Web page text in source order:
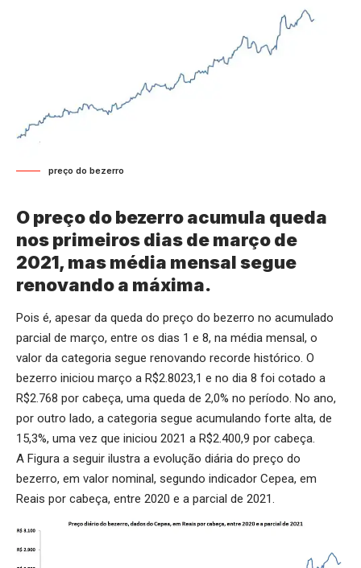
preço do bezerro
O preço do bezerro acumula queda
nos primeiros dias de março de
2021, mas média mensal segue
renovando a máxima.
Pois é, apesar da queda do preço do bezerro no acumulado
parcial de março, entre os dias 1 e 8, na média mensal, o
valor da categoria segue renovando recorde histórico. O
bezerro iniciou março a R$2.8023,1 e no dia 8 foi cotado a
R$2.768 por cabeça, uma queda de 2,0% no período. No ano,
por outro lado, a categoria segue acumulando forte alta, de
15,3%, uma vez que iniciou 2021 a R$2.400,9 por cabeça.
A Figura a seguir ilustra a evolução diária do preço do
bezerro, em valor nominal, segundo indicador Cepea, em
Reais por cabeça, entre 2020 e a parcial de 2021.